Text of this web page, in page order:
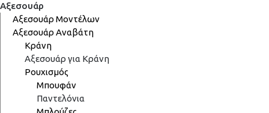
Αξεσουάρ
Αξεσουάρ Μοντέλων
Αξεσουάρ Αναβάτη
Κράνη
Αξεσουάρ για Κράνη
Ρουχισμός
Μπουφάν
Παντελόνια